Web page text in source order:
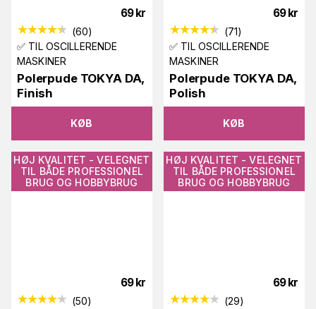
69 kr
(60)
✅ TIL OSCILLERENDE
MASKINER
Polerpude TOKYA DA,
Finish
KØB
69 kr
(71)
✅ TIL OSCILLERENDE
MASKINER
Polerpude TOKYA DA,
Polish
KØB
HØJ KVALITET - VELEGNET
TIL BÅDE PROFESSIONEL
BRUG OG HOBBYBRUG
69 kr
(50)
HØJ KVALITET - VELEGNET
TIL BÅDE PROFESSIONEL
BRUG OG HOBBYBRUG
69 kr
(29)